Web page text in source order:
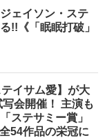
ェイソン・ステ
!!《「眠眠打破」
イサム愛】が大
会開催！ 主演も
ステサミー賞」
54作品の栄冠に